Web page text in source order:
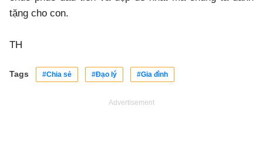
tặng cho con.
TH
Tags #Chia sẻ #Đạo lý #Gia đình
Advertisement